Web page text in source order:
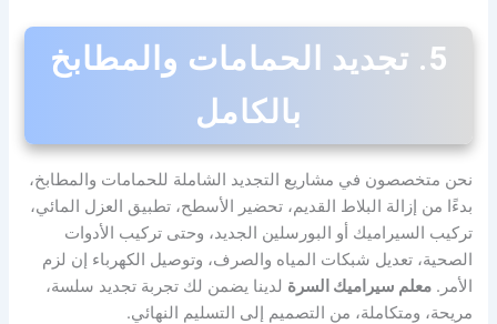
5. تجديد الحمامات والمطابخ
بالكامل
نحن متخصصون في مشاريع التجديد الشاملة للحمامات والمطابخ،
بدءًا من إزالة البلاط القديم، تحضير الأسطح، تطبيق العزل المائي،
تركيب السيراميك أو البورسلين الجديد، وحتى تركيب الأدوات
الصحية، تعديل شبكات المياه والصرف، وتوصيل الكهرباء إن لزم
الأمر.معلم سيراميك السرة لدينا يضمن لك تجربة تجديد سلسة،
مريحة، ومتكاملة، من التصميم إلى التسليم النهائي.